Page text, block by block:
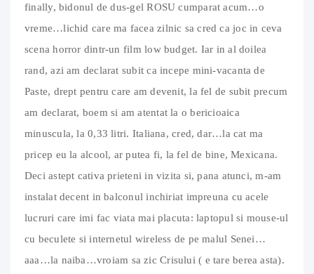
finally, bidonul de dus-gel ROSU cumparat acum…o
vreme…lichid care ma facea zilnic sa cred ca joc in ceva
scena horror dintr-un film low budget. Iar in al doilea
rand, azi am declarat subit ca incepe mini-vacanta de
Paste, drept pentru care am devenit, la fel de subit precum
am declarat, boem si am atentat la o bericioaica
minuscula, la 0,33 litri. Italiana, cred, dar…la cat ma
pricep eu la alcool, ar putea fi, la fel de bine, Mexicana.
Deci astept cativa prieteni in vizita si, pana atunci, m-am
instalat decent in balconul inchiriat impreuna cu acele
lucruri care imi fac viata mai placuta: laptopul si mouse-ul
cu beculete si internetul wireless de pe malul Senei…
aaa…la naiba…vroiam sa zic Crisului ( e tare berea asta).